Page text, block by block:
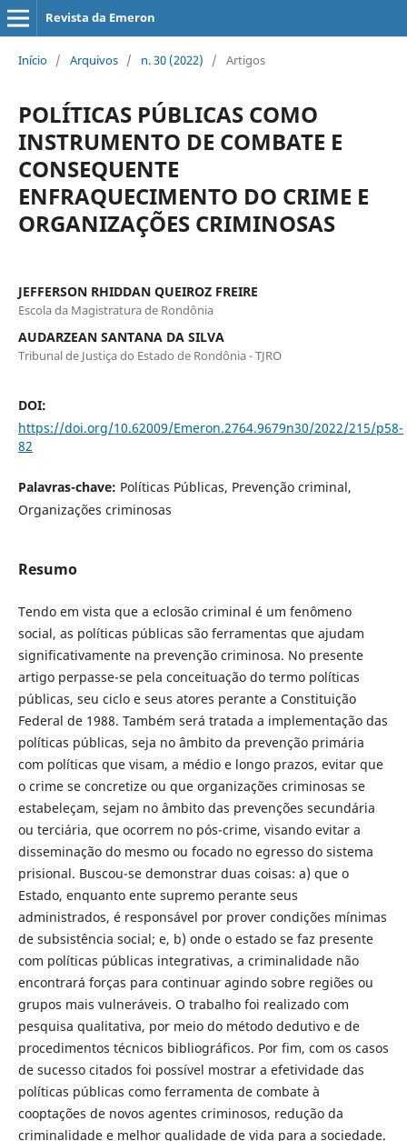
Revista da Emeron
Início / Arquivos / n. 30 (2022) / Artigos
POLÍTICAS PÚBLICAS COMO
INSTRUMENTO DE COMBATE E
CONSEQUENTE
ENFRAQUECIMENTO DO CRIME E
ORGANIZAÇÕES CRIMINOSAS
JEFFERSON RHIDDAN QUEIROZ FREIRE
Escola da Magistratura de Rondônia
AUDARZEAN SANTANA DA SILVA
Tribunal de Justiça do Estado de Rondônia - TJRO
DOI:
https://doi.org/10.62009/Emeron.2764.9679n30/2022/215/p58-
82
Palavras-chave: Políticas Públicas, Prevenção criminal,
Organizações criminosas
Resumo
Tendo em vista que a eclosão criminal é um fenômeno
social, as políticas públicas são ferramentas que ajudam
significativamente na prevenção criminosa. No presente
artigo perpasse-se pela conceituação do termo políticas
públicas, seu ciclo e seus atores perante a Constituição
Federal de 1988. Também será tratada a implementação das
políticas públicas, seja no âmbito da prevenção primária
com políticas que visam, a médio e longo prazos, evitar que
o crime se concretize ou que organizações criminosas se
estabeleçam, sejam no âmbito das prevenções secundária
ou terciária, que ocorrem no pós-crime, visando evitar a
disseminação do mesmo ou focado no egresso do sistema
prisional. Buscou-se demonstrar duas coisas: a) que o
Estado, enquanto ente supremo perante seus
administrados, é responsável por prover condições mínimas
de subsistência social; e, b) onde o estado se faz presente
com políticas públicas integrativas, a criminalidade não
encontrará forças para continuar agindo sobre regiões ou
grupos mais vulneráveis. O trabalho foi realizado com
pesquisa qualitativa, por meio do método dedutivo e de
procedimentos técnicos bibliográficos. Por fim, com os casos
de sucesso citados foi possível mostrar a efetividade das
políticas públicas como ferramenta de combate à
cooptações de novos agentes criminosos, redução da
criminalidade e melhor qualidade de vida para a sociedade.